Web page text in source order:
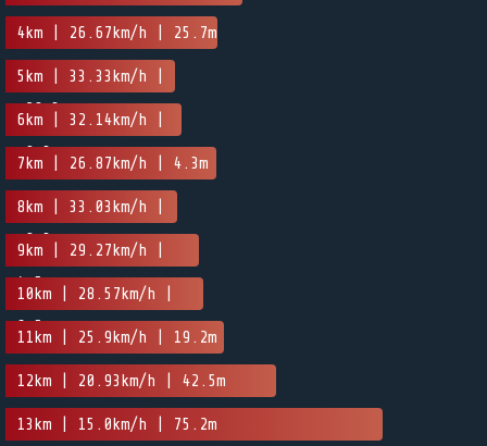
4km | 26.67km/h | 25.7m
5km | 33.33km/h |
-28.3m
6km | 32.14km/h |
-0.3m
7km | 26.87km/h | 4.3m
8km | 33.03km/h |
-8.3m
9km | 29.27km/h |
4.5m
10km | 28.57km/h |
6.5m
11km | 25.9km/h | 19.2m
12km | 20.93km/h | 42.5m
13km | 15.0km/h | 75.2m